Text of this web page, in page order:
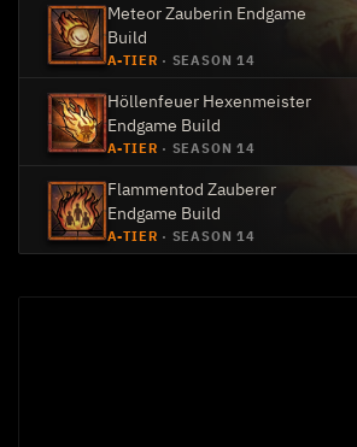
Meteor Zauberin Endgame
Build
A-TIER · SEASON 14
Höllenfeuer Hexenmeister
Endgame Build
A-TIER · SEASON 14
Flammentod Zauberer
Endgame Build
A-TIER · SEASON 14